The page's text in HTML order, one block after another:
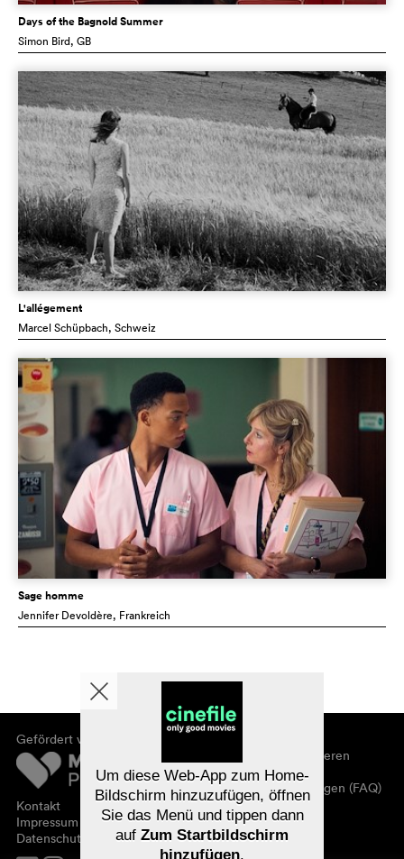
Days of the Bagnold Summer
Simon Bird, GB
L'allégement
Marcel Schüpbach, Schweiz
Sage homme
Jennifer Devoldère, Frankreich
Gefördert von
Kontakt
Impressum
Datenschutz
Registrieren/abonnieren
Newsletter
Häufig gestellte Fragen (FAQ)
Gutscheine
Um diese Web-App zum Home-
Bildschirm hinzuzufügen, öffnen
Sie das Menü und tippen dann
auf Zum Startbildschirm
hinzufügen.